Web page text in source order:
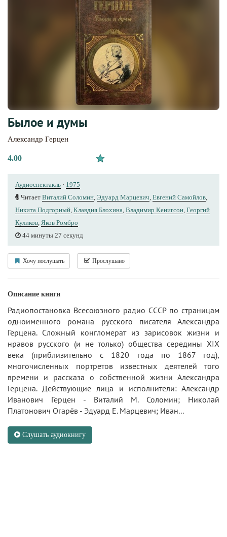
Былое и думы
Александр Герцен
4.00
Аудиоспектакль · 1975
Читает Виталий Соломин, Эдуард Марцевич, Евгений Самойлов,
Никита Подгорный, Клавдия Блохина, Владимир Кенигсон, Георгий
Куликов, Яков Ромбро
44 минуты 27 секунд
Хочу послушать Прослушано
Описание книги
Радиопостановка Всесоюзного радио СССР по страницам
одноимённого романа русского писателя Александра
Герцена. Сложный конгломерат из зарисовок жизни и
нравов русского (и не только) общества середины XIX
века (приблизительно с 1820 года по 1867 год),
многочисленных портретов известных деятелей того
времени и рассказа о собственной жизни Александра
Герцена. Действующие лица и исполнители: Александр
Иванович Герцен - Виталий М. Соломин; Николай
Платонович Огарёв - Эдуард Е. Марцевич; Иван...
Слушать аудиокнигу